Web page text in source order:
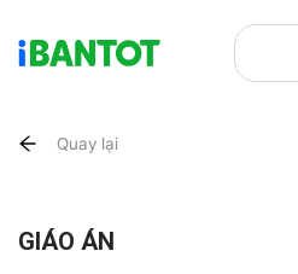
Quay lại
GIÁO ÁN